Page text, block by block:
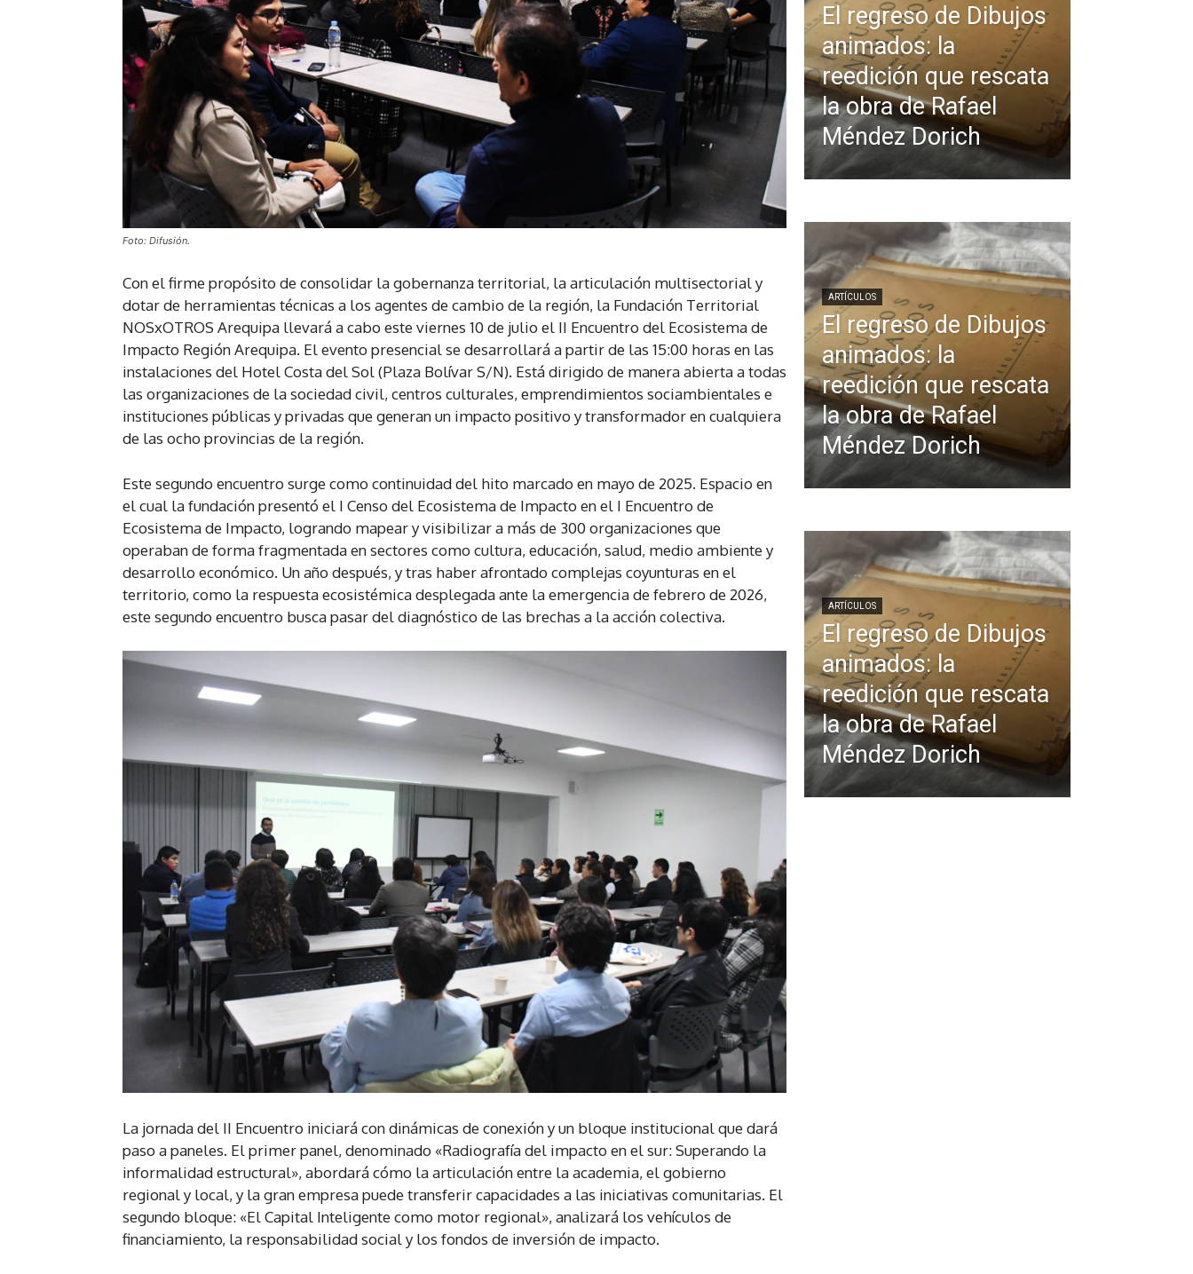
Foto: Difusión.
Con el firme propósito de consolidar la gobernanza territorial, la articulación multisectorial y
dotar de herramientas técnicas a los agentes de cambio de la región, la Fundación Territorial
NOSxOTROS Arequipa llevará a cabo este viernes 10 de julio el II Encuentro del Ecosistema de
Impacto Región Arequipa. El evento presencial se desarrollará a partir de las 15:00 horas en las
instalaciones del Hotel Costa del Sol (Plaza Bolívar S/N). Está dirigido de manera abierta a todas
las organizaciones de la sociedad civil, centros culturales, emprendimientos sociambientales e
instituciones públicas y privadas que generan un impacto positivo y transformador en cualquiera
de las ocho provincias de la región.
Este segundo encuentro surge como continuidad del hito marcado en mayo de 2025. Espacio en
el cual la fundación presentó el I Censo del Ecosistema de Impacto en el I Encuentro de
Ecosistema de Impacto, logrando mapear y visibilizar a más de 300 organizaciones que
operaban de forma fragmentada en sectores como cultura, educación, salud, medio ambiente y
desarrollo económico. Un año después, y tras haber afrontado complejas coyunturas en el
territorio, como la respuesta ecosistémica desplegada ante la emergencia de febrero de 2026,
este segundo encuentro busca pasar del diagnóstico de las brechas a la acción colectiva.
La jornada del II Encuentro iniciará con dinámicas de conexión y un bloque institucional que dará
paso a paneles. El primer panel, denominado «Radiografía del impacto en el sur: Superando la
informalidad estructural», abordará cómo la articulación entre la academia, el gobierno
regional y local, y la gran empresa puede transferir capacidades a las iniciativas comunitarias. El
segundo bloque: «El Capital Inteligente como motor regional», analizará los vehículos de
financiamiento, la responsabilidad social y los fondos de inversión de impacto.
El regreso de Dibujos
animados: la
reedición que rescata
la obra de Rafael
Méndez Dorich
ARTÍCULOS
El regreso de Dibujos
animados: la
reedición que rescata
la obra de Rafael
Méndez Dorich
ARTÍCULOS
El regreso de Dibujos
animados: la
reedición que rescata
la obra de Rafael
Méndez Dorich